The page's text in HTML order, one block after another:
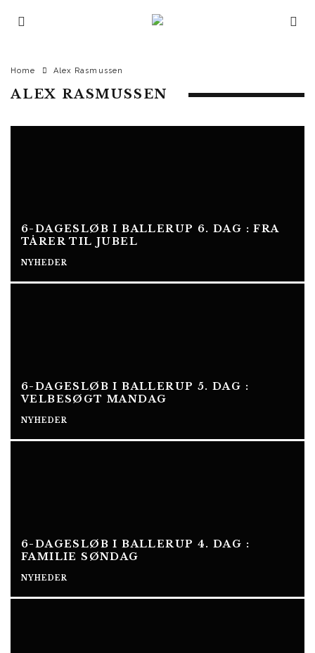
Home Alex Rasmussen
ALEX RASMUSSEN
6-DAGESLØB I BALLERUP 6. DAG : FRA
TÅRER TIL JUBEL
NYHEDER
6-DAGESLØB I BALLERUP 5. DAG :
VELBESØGT MANDAG
NYHEDER
6-DAGESLØB I BALLERUP 4. DAG :
FAMILIE SØNDAG
NYHEDER